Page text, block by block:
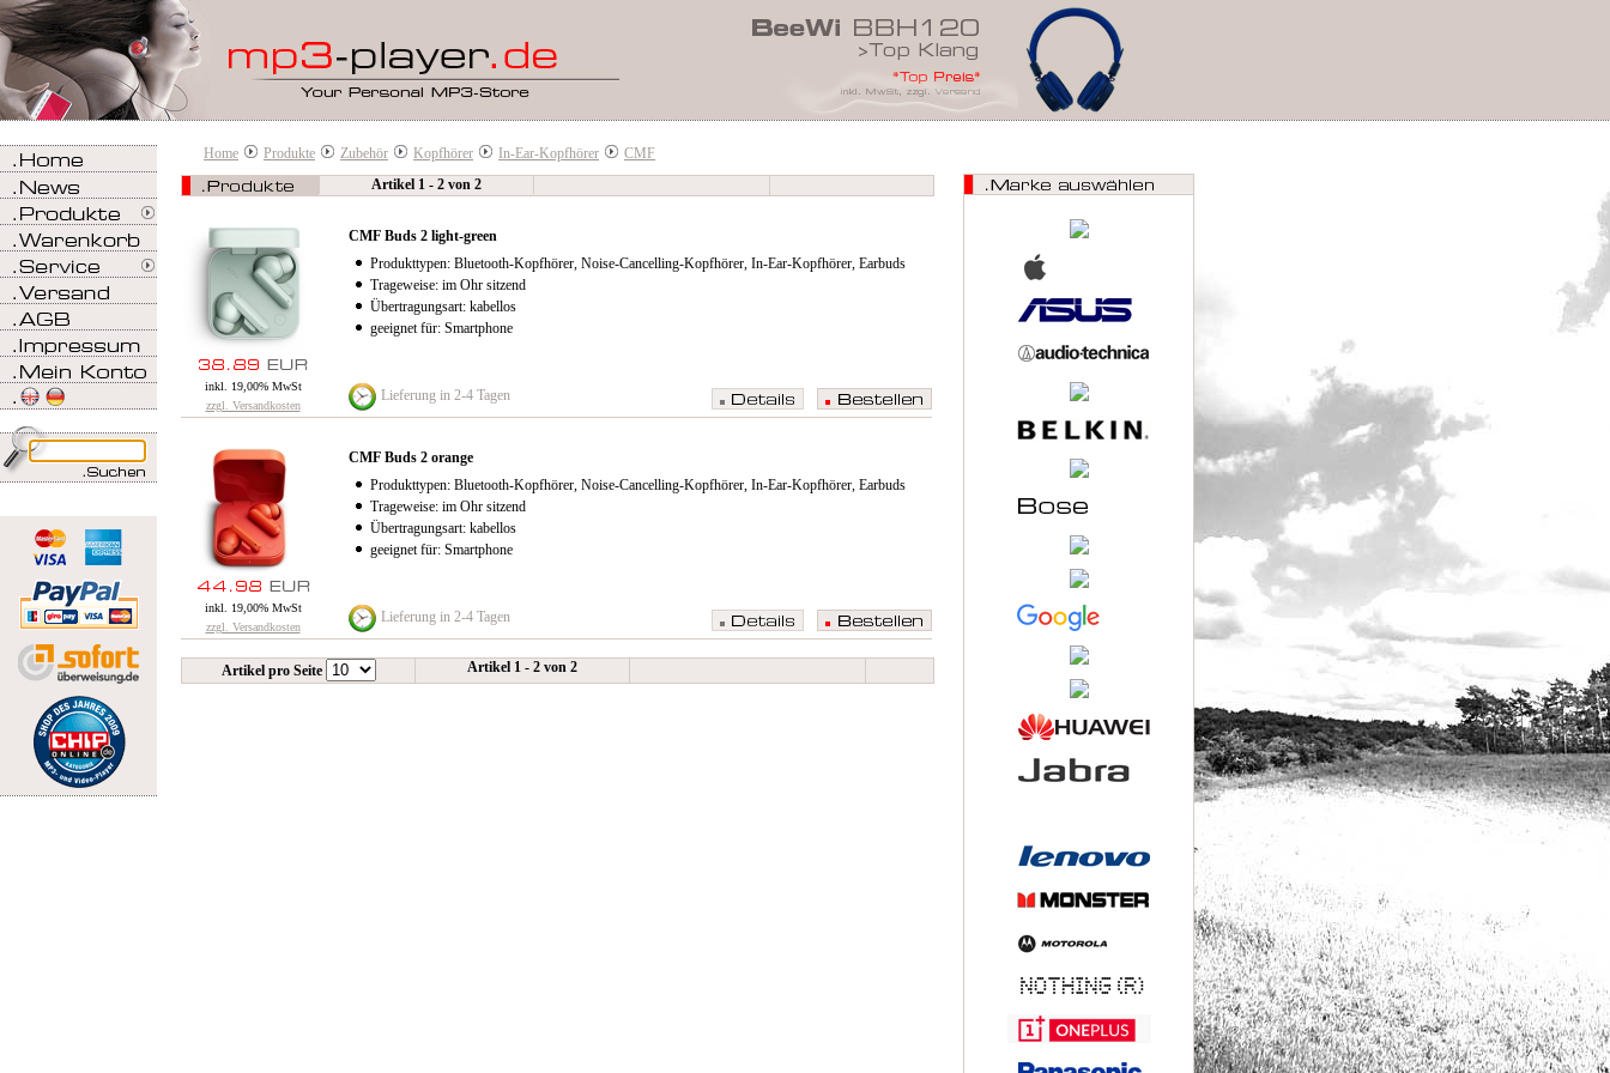
Home Produkte Zubehör Kopfhörer In-Ear-Kopfhörer
CMF
Artikel 1 - 2 von 2
CMF Buds 2 light-green
Produkttypen: Bluetooth-Kopfhörer, Noise-Cancelling-Kopfhörer, In-Ear-Kopfhörer, Earbuds
Trageweise: im Ohr sitzend
Übertragungsart: kabellos
geeignet für: Smartphone
inkl. 19,00% MwSt
zzgl. Versandkosten
Lieferung in 2-4 Tagen
CMF Buds 2 orange
Produkttypen: Bluetooth-Kopfhörer, Noise-Cancelling-Kopfhörer, In-Ear-Kopfhörer, Earbuds
Trageweise: im Ohr sitzend
Übertragungsart: kabellos
geeignet für: Smartphone
inkl. 19,00% MwSt
zzgl. Versandkosten
Lieferung in 2-4 Tagen
Artikel pro Seite Artikel 1 - 2 von 2